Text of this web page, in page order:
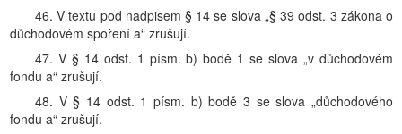
46. V textu pod nadpisem § 14 se slova „§ 39 odst. 3 zákona o
důchodovém spoření a“ zrušují.
47. V § 14 odst. 1 písm. b) bodě 1 se slova „v důchodovém
fondu a“ zrušují.
48. V § 14 odst. 1 písm. b) bodě 3 se slova „důchodového
fondu a“ zrušují.